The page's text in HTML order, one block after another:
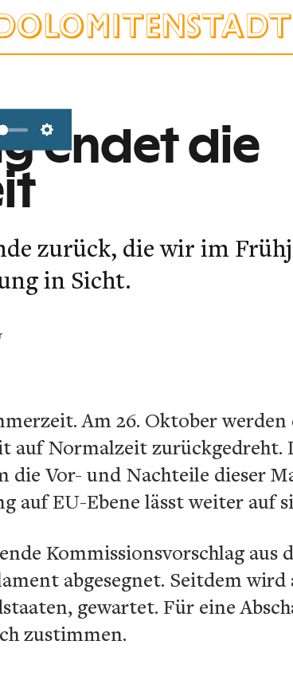
Settings
endet die
zurück, die wir im
in Sicht.
Am 26. Oktober
auf Normalzeit
die Vor- und Nachteile dieser
auf EU-Ebene lässt weiter auf
Kommissionsvorschlag aus
abgesegnet. Seitdem wird
gewartet. Für eine
zustimmen.